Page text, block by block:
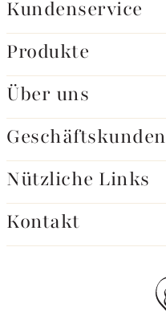
Kundenservice
Produkte
Über uns
Geschäftskunden
Nützliche Links
Kontakt